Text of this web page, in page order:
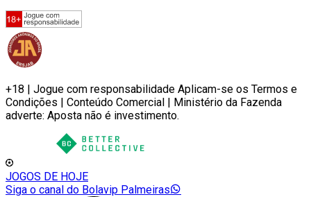
+18 | Jogue com responsabilidade Aplicam-se os Termos e
Condições | Conteúdo Comercial | Ministério da Fazenda
adverte: Aposta não é investimento.
JOGOS DE HOJE
Siga o canal do Bolavip Palmeiras